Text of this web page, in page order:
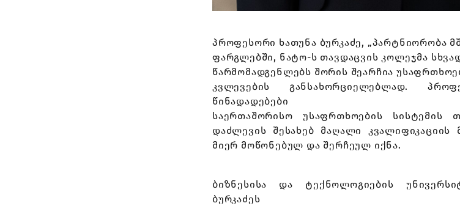
პროფესორი ხათუნა ბურკაძე, „პარტნიორობა
ფარგლებში, ნატო-ს თავდაცვის კოლეჯმა
წარმომადგენლებს შორის შეარჩია
კვლევების განსახორციელებლად.
წინადადებები
საერთაშორისო უსაფრთხოების სისტემის
დაძლევის შესახებ მაღალი კვალიფიკაციის
მიერ მოწონებულ და შერჩეულ იქნა.
ბიზნესისა და ტექნოლოგიების
ბურკაძეს